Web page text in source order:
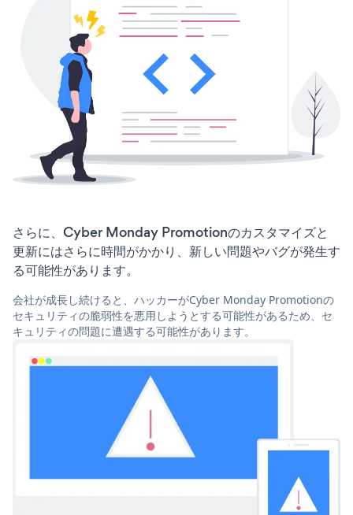
さらに、Cyber Monday Promotionのカスタマイズと
更新にはさらに時間がかかり、新しい問題やバグが発生す
る可能性があります。
会社が成長し続けると、ハッカーがCyber Monday Promotionの
セキュリティの脆弱性を悪用しようとする可能性があるため、セ
キュリティの問題に遭遇する可能性があります。